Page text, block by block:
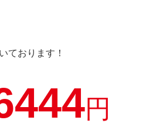
ております！
円